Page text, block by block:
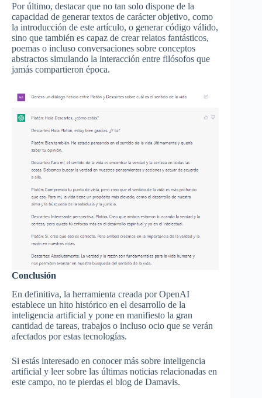
Por último, destacar que no tan solo dispone de la
capacidad de generar textos de carácter objetivo, como
la introducción de este artículo, o generar código válido,
sino que también es capaz de crear relatos fantásticos,
poemas o incluso conversaciones sobre conceptos
abstractos simulando la interacción entre filósofos que
jamás compartieron época.
Conclusión
En definitiva, la herramienta creada por OpenAI
establece un hito histórico en el desarrollo de la
inteligencia artificial y pone en manifiesto la gran
cantidad de tareas, trabajos o incluso ocio que se verán
afectados por estas tecnologías.
Si estás interesado en conocer más sobre inteligencia
artificial y leer sobre las últimas noticias relacionadas en
este campo, no te pierdas el blog de Damavis.